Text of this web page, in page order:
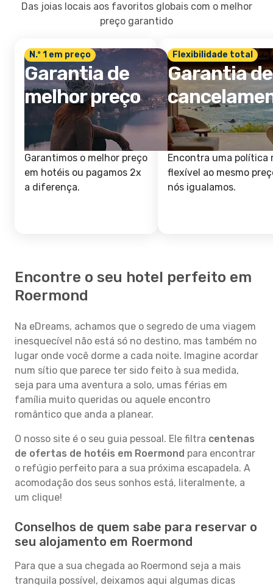
Das joias locais aos favoritos globais com o melhor
preço garantido
N.º 1 em preço
Garantia de
melhor preço
Garantimos o melhor preço
em hotéis ou pagamos 2x
a diferença.
Flexibilidade total
Garantia de
Encontra uma política
flexível ao mesmo
nós igualamos.
Encontre o seu hotel perfeito em
Roermond
Na eDreams, achamos que o segredo de uma viagem
inesquecível não está só no destino, mas também no
lugar onde você dorme a cada noite. Imagine acordar
num sítio que parece ter sido feito à sua medida,
seja para uma aventura a solo, umas férias em
família muito queridas ou aquele encontro
romântico que anda a planear.
O nosso site é o seu guia pessoal. Ele filtra centenas
de ofertas de hotéis em Roermond para encontrar
o refúgio perfeito para a sua próxima escapadela. A
acomodação dos seus sonhos está, literalmente, a
um clique!
Conselhos de quem sabe para reservar o
seu alojamento em Roermond
Para que a sua chegada ao Roermond seja a mais
tranquila possível, deixamos aqui algumas dicas